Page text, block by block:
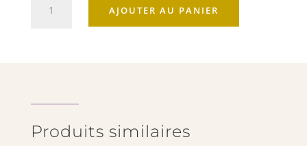
AJOUTER AU PANIER
Produits similaires